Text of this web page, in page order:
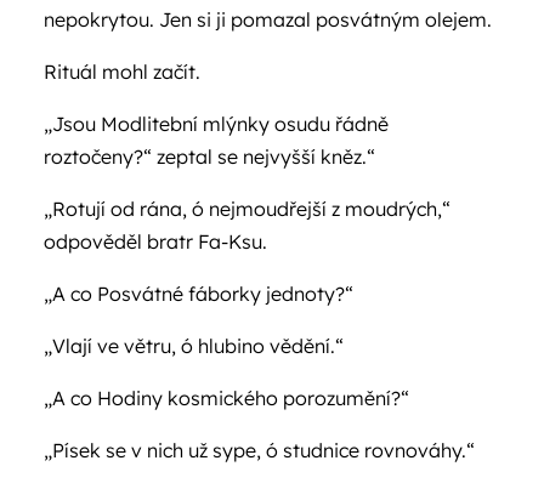
nepokrytou. Jen si ji pomazal posvátným olejem.
Rituál mohl začít.
„Jsou Modlitební mlýnky osudu řádně
roztočeny?“ zeptal se nejvyšší kněz.“
„Rotují od rána, ó nejmoudřejší z moudrých,“
odpověděl bratr Fa-Ksu.
„A co Posvátné fáborky jednoty?“
„Vlají ve větru, ó hlubino vědění.“
„A co Hodiny kosmického porozumění?“
„Písek se v nich už sype, ó studnice rovnováhy.“